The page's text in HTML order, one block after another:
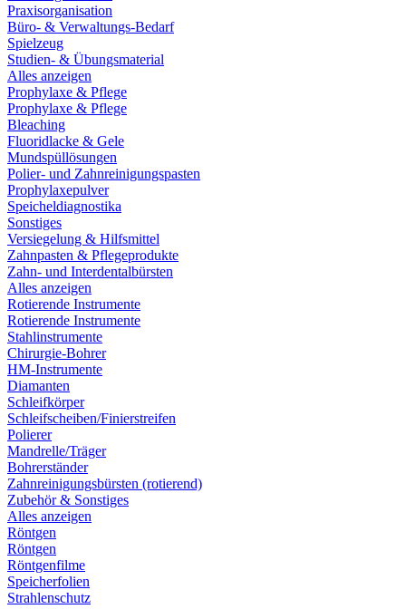
Praxisorganisation
Büro- & Verwaltungs-Bedarf
Spielzeug
Studien- & Übungsmaterial
Alles anzeigen
Prophylaxe & Pflege
Prophylaxe & Pflege
Bleaching
Fluoridlacke & Gele
Mundspüllösungen
Polier- und Zahnreinigungspasten
Prophylaxepulver
Speicheldiagnostika
Sonstiges
Versiegelung & Hilfsmittel
Zahnpasten & Pflegeprodukte
Zahn- und Interdentalbürsten
Alles anzeigen
Rotierende Instrumente
Rotierende Instrumente
Stahlinstrumente
Chirurgie-Bohrer
HM-Instrumente
Diamanten
Schleifkörper
Schleifscheiben/Finierstreifen
Polierer
Mandrelle/Träger
Bohrerständer
Zahnreinigungsbürsten (rotierend)
Zubehör & Sonstiges
Alles anzeigen
Röntgen
Röntgen
Röntgenfilme
Speicherfolien
Strahlenschutz